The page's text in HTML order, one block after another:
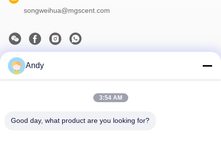
songweihua@mgscent.com
Το Δελτίο Ενημέρωσης
Andy
3:54 AM
Good day, what product are you looking for?